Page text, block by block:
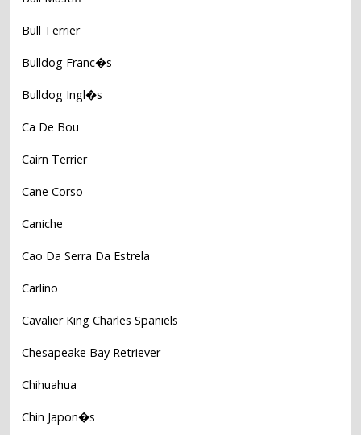
Bull Terrier
Bulldog Franc�s
Bulldog Ingl�s
Ca De Bou
Cairn Terrier
Cane Corso
Caniche
Cao Da Serra Da Estrela
Carlino
Cavalier King Charles Spaniels
Chesapeake Bay Retriever
Chihuahua
Chin Japon�s